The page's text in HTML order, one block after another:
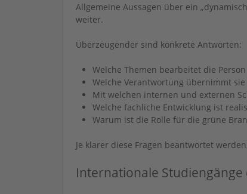
Allgemeine Aussagen über ein
weiter.
Überzeugender sind konkrete Antworten:
Welche Themen bearbeitet die
Welche Verantwortung übernimmt
Mit welchen internen und externen
Welche fachliche Entwicklung ist
Warum ist die Rolle für die grüne
Je klarer diese Fragen beantwortet
Internationale